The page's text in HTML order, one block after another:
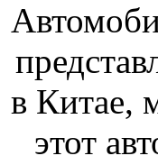
в Китае,
этот